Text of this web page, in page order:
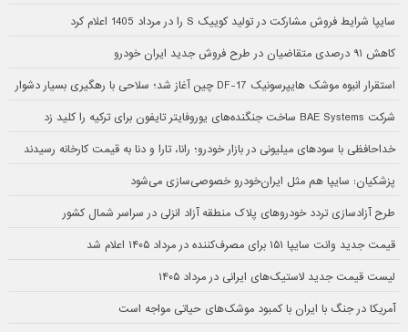
سایپا شرایط فروش مشارکت در تولید کوییک S را در مرداد 1405 اعلام کرد
کاهش ۹۱ درصدی متقاضیان در طرح فروش جدید ایران خودرو
استقرار انبوه موشک هایپرسونیک DF-17 چین آغاز شد؛ سلاحی با رهگیری بسیار دشوار
شرکت BAE Systems ساخت جنگنده‌های یوروفایتر تایفون برای ترکیه را کلید زد
خداحافظی با سودهای میلیونی در بازار خودرو؛ رانا، تارا و دنا به قیمت کارخانه رسیدند
پزشکیان: سایپا هم مثل ایران‌خودرو خصوصی‌سازی می‌شود
طرح آزادسازی تردد خودروهای پلاک منطقه آزاد انزلی در سراسر شمال کشور
قیمت جدید وانت سایپا ۱۵۱ برای مصرف‌کننده در مرداد ۱۴۰۵ اعلام شد
لیست قیمت جدید لاستیک‌های ایرانی در مرداد ۱۴۰۵
آمریکا در جنگ با ایران با کمبود موشک‌های حیاتی مواجه است